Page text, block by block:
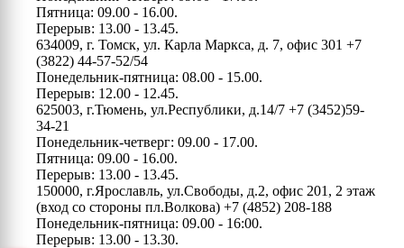
Пятница: 09.00 - 16.00.
Перерыв: 13.00 - 13.45.
634009, г. Томск, ул. Карла Маркса, д. 7, офис 301 +7
(3822) 44-57-52/54
Понедельник-пятница: 08.00 - 15.00.
Перерыв: 12.00 - 12.45.
625003, г.Тюмень, ул.Республики, д.14/7 +7 (3452)59-
34-21
Понедельник-четверг: 09.00 - 17.00.
Пятница: 09.00 - 16.00.
Перерыв: 13.00 - 13.45.
150000, г.Ярославль, ул.Свободы, д.2, офис 201, 2 этаж
(вход со стороны пл.Волкова) +7 (4852) 208-188
Понедельник-пятница: 09.00 - 16:00.
Перерыв: 13.00 - 13.30.